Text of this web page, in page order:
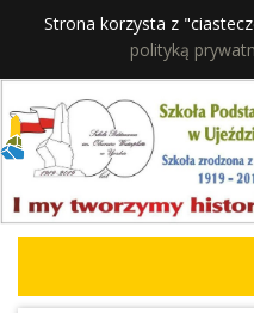
Strona korzysta z
polityką